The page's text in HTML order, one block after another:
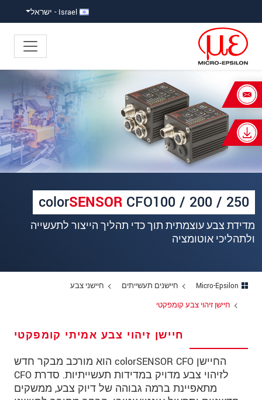
Israel - ישראל
colorSENSOR CFO100 / 200 / 250
מדידת צבע עוצמתית תוך כדי תהליך הייצור לתעשייה
ולתהליכי אוטומציה
Micro-Epsilon חיישנים תעשייתים
חיישני צבע
חיישן זיהוי צבע קומפקטי
חיישן זיהוי צבע אמיתי קומפקטי
החיישן colorSENSOR CFO הוא מורכב מבקר חדש
לזיהוי צבע מדויק במדידות תעשייתיות. סדרת CFO
מתאפיינת ברמה גבוהה של דיוק צבע, ממשקים
×
Your request for: חיישן זיהוי צבע
קומפקטי
כותרת*
שם משפחה*
שם חברה*
מיקוד
כתובת דוא"ל *
ארץ*